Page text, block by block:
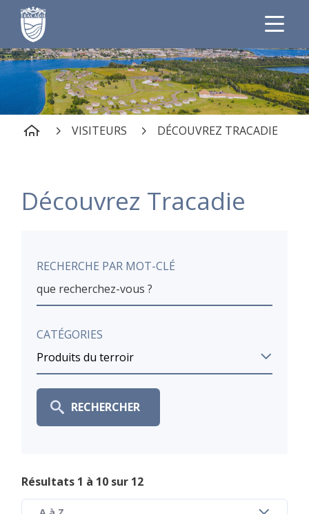
VISITEURS DÉCOUVREZ TRACADIE
Découvrez Tracadie
RECHERCHE PAR MOT-CLÉ
CATÉGORIES
RECHERCHER
Résultats 1 à 10 sur 12